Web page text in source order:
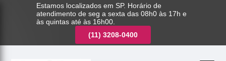
Estamos localizados em SP. Horário de
atendimento de seg a sexta das 08h0 às 17h e
às quintas até às 16h00.
(11) 3208-0400